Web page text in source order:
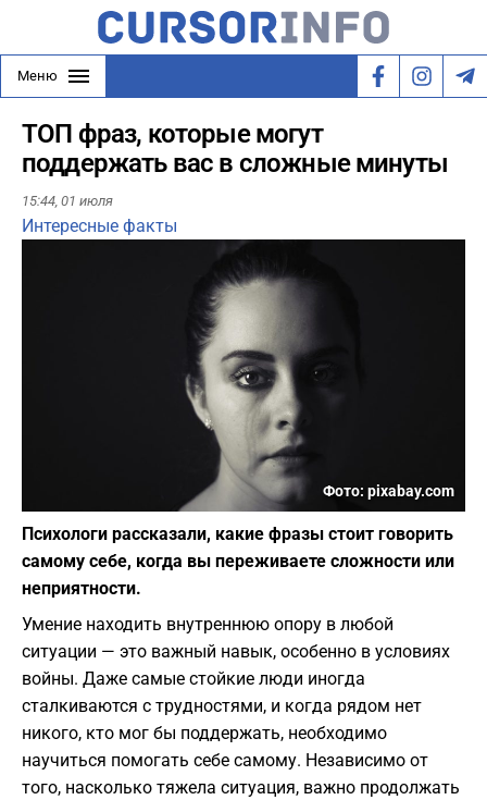
Меню
ТОП фраз, которые могут
поддержать вас в сложные минуты
15:44, 01 июля
Интересные факты
Фото: pixabay.com
Психологи рассказали, какие фразы стоит говорить
самому себе, когда вы переживаете сложности или
неприятности.
Умение находить внутреннюю опору в любой
ситуации — это важный навык, особенно в условиях
войны. Даже самые стойкие люди иногда
сталкиваются с трудностями, и когда рядом нет
никого, кто мог бы поддержать, необходимо
научиться помогать себе самому. Независимо от
того, насколько тяжела ситуация, важно продолжать